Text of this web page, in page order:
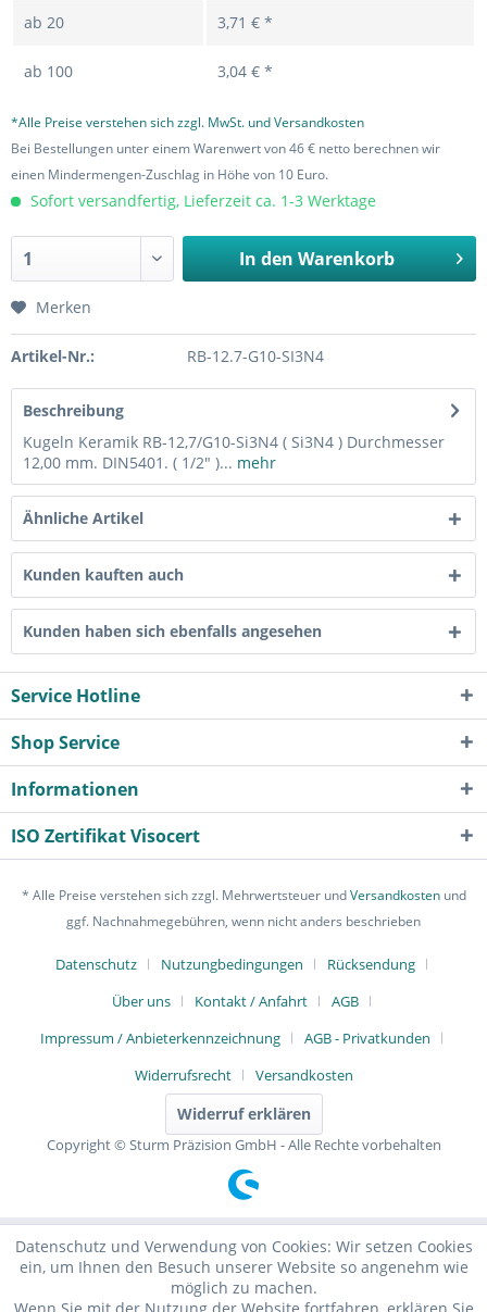
ab 20 3,71 € *
ab 100 3,04 € *
*Alle Preise verstehen sich zzgl. MwSt. und Versandkosten
Bei Bestellungen unter einem Warenwert von 46 € netto berechnen wir
einen Mindermengen-Zuschlag in Höhe von 10 Euro.
Sofort versandfertig, Lieferzeit ca. 1-3 Werktage
In den Warenkorb
Merken
Artikel-Nr.: RB-12.7-G10-SI3N4
Beschreibung
Kugeln Keramik RB-12,7/G10-Si3N4 ( Si3N4 ) Durchmesser
12,00 mm. DIN5401. ( 1/2" )... mehr
Ähnliche Artikel
Kunden kauften auch
Kunden haben sich ebenfalls angesehen
Service Hotline
Shop Service
Informationen
ISO Zertifikat Visocert
* Alle Preise verstehen sich zzgl. Mehrwertsteuer undVersandkostenund
ggf. Nachnahmegebühren, wenn nicht anders beschrieben
Datenschutz Nutzungbedingungen
Rücksendung
Über uns
Kontakt / Anfahrt
AGB
Impressum / Anbieterkennzeichnung
AGB - Privatkunden
Widerrufsrecht
Versandkosten
Widerruf erklären
Copyright © Sturm Präzision GmbH - Alle Rechte vorbehalten
Datenschutz und Verwendung von Cookies: Wir setzen Cookies
ein, um Ihnen den Besuch unserer Website so angenehm wie
möglich zu machen.